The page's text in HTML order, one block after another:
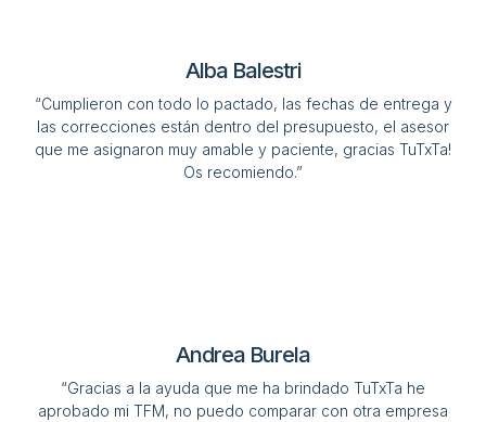
Alba Balestri
“Cumplieron con todo lo pactado, las fechas de entrega y
las correcciones están dentro del presupuesto, el asesor
que me asignaron muy amable y paciente, gracias TuTxTa!
Os recomiendo.”
Andrea Burela
“Gracias a la ayuda que me ha brindado TuTxTa he
aprobado mi TFM, no puedo comparar con otra empresa